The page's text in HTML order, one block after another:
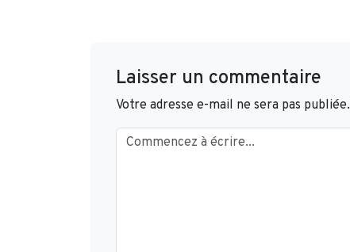
Laisser un commentaire
Votre adresse e-mail ne sera pas publiée.